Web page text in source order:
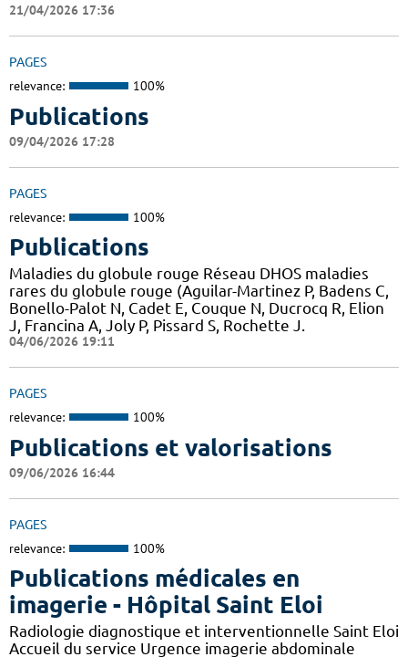
21/04/2026 17:36
PAGES
relevance: 100%
Publications
09/04/2026 17:28
PAGES
relevance: 100%
Publications
Maladies du globule rouge Réseau DHOS maladies
rares du globule rouge (Aguilar-Martinez P, Badens C,
Bonello-Palot N, Cadet E, Couque N, Ducrocq R, Elion
J, Francina A, Joly P, Pissard S, Rochette J.
04/06/2026 19:11
PAGES
relevance: 100%
Publications et valorisations
09/06/2026 16:44
PAGES
relevance: 100%
Publications médicales en
imagerie - Hôpital Saint Eloi
Radiologie diagnostique et interventionnelle Saint Eloi
Accueil du service Urgence imagerie abdominale